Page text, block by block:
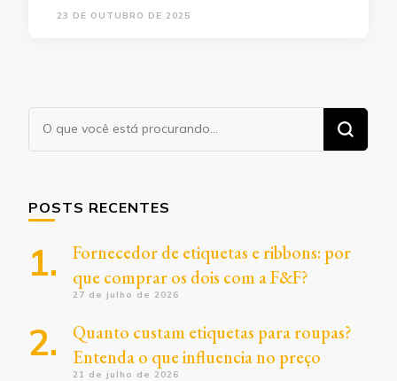
23 DE OUTUBRO DE 2025
POSTS RECENTES
Fornecedor de etiquetas e ribbons: por
que comprar os dois com a F&F?
27 de julho de 2026
Quanto custam etiquetas para roupas?
Entenda o que influencia no preço
21 de julho de 2026